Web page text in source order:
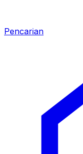
Pencarian